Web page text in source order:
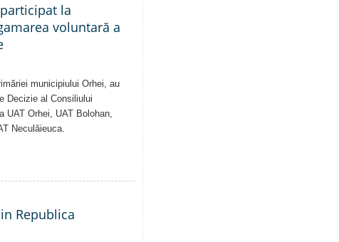
la
voluntară a
municipiului Orhei, au
Decizie al Consiliului
UAT Orhei, UAT Bolohan,
Neculăieuca.
Republica